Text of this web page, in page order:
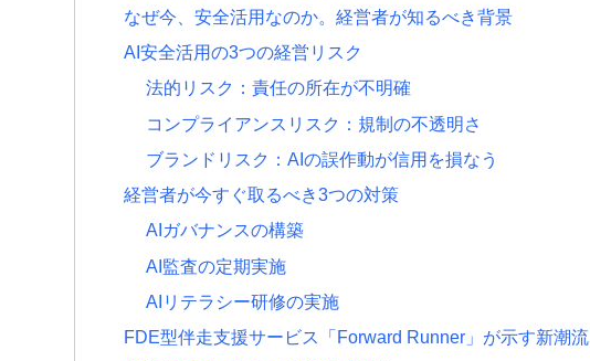
なぜ今、安全活用なのか。経営者が知るべき背景
AI安全活用の3つの経営リスク
法的リスク：責任の所在が不明確
コンプライアンスリスク：規制の不透明さ
ブランドリスク：AIの誤作動が信用を損なう
経営者が今すぐ取るべき3つの対策
AIガバナンスの構築
AI監査の定期実施
AIリテラシー研修の実施
FDE型伴走支援サービス「Forward Runner」が示す新潮流